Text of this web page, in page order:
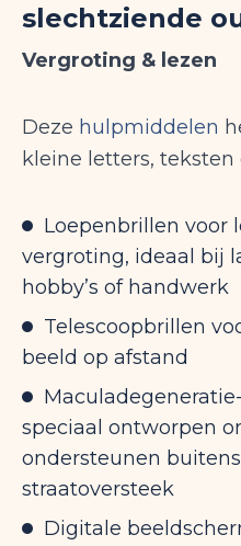
slechtziende
Vergroting & lezen
Deze hulpmiddelen
kleine letters,
Loepenbrillen voor
vergroting, ideaal bij
hobby’s of handwerk
Telescoopbrillen
beeld op afstand
speciaal ontworpen
ondersteunen
straatoversteek
Digitale